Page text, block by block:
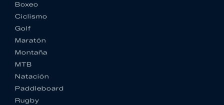
Boxeo
Ciclismo
Golf
Maratón
Montaña
MTB
Natación
Paddleboard
Rugby